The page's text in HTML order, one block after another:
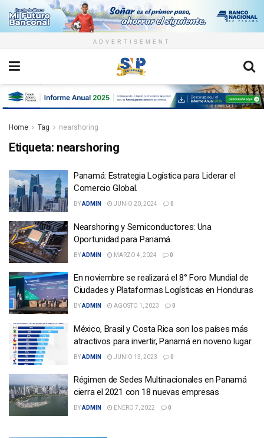
ADVERTISEMENT
Home Tag nearshoring
Etiqueta: nearshoring
Panamá: Estrategia Logística para Liderar el
Comercio Global.
BYADMIN JUNIO 20, 2024 0
Nearshoring y Semiconductores: Una
Oportunidad para Panamá.
BYADMIN MARZO 4, 2024 0
En noviembre se realizará el 8° Foro Mundial de
Ciudades y Plataformas Logísticas en Honduras
BYADMIN AGOSTO 1, 2023 0
México, Brasil y Costa Rica son los países más
atractivos para invertir, Panamá en noveno lugar
BYADMIN JUNIO 13, 2023 0
Régimen de Sedes Multinacionales en Panamá
cierra el 2021 con 18 nuevas empresas
BYADMIN ENERO 7, 2022 0